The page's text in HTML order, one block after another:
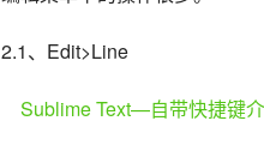
2.1、Edit>Line